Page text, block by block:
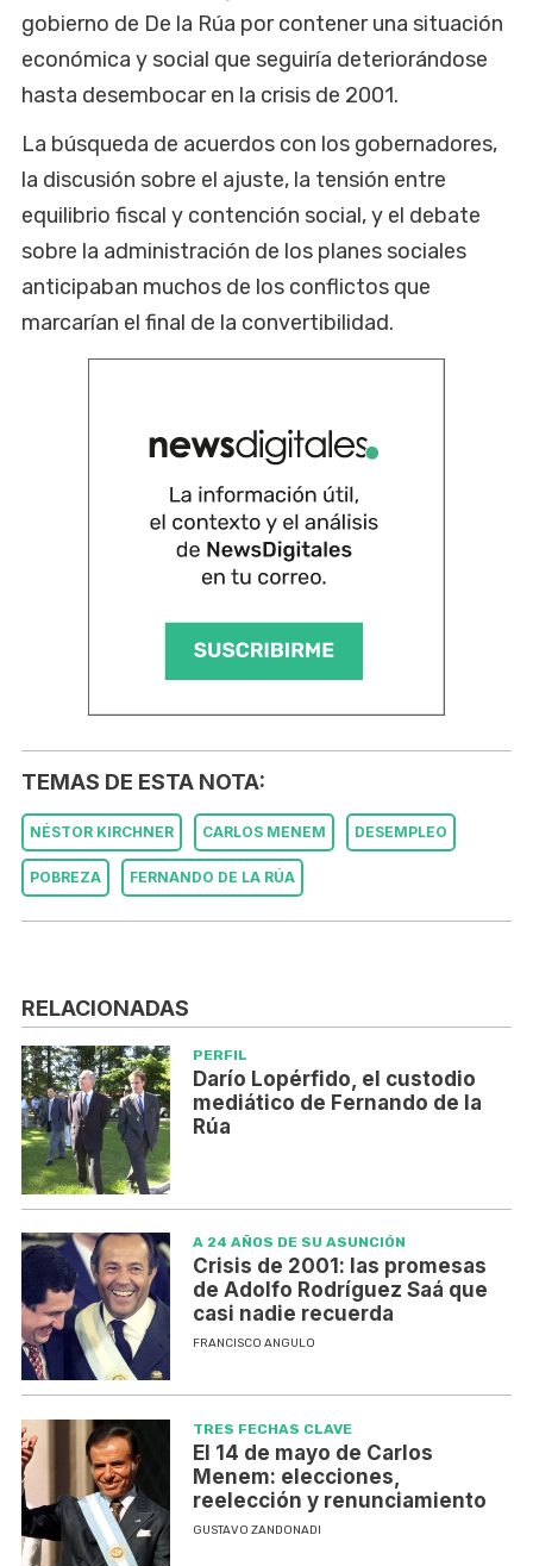
gobierno de De la Rúa por contener una situación
económica y social que seguiría deteriorándose
hasta desembocar en la crisis de 2001.
La búsqueda de acuerdos con los gobernadores,
la discusión sobre el ajuste, la tensión entre
equilibrio fiscal y contención social, y el debate
sobre la administración de los planes sociales
anticipaban muchos de los conflictos que
marcarían el final de la convertibilidad.
TEMAS DE ESTA NOTA:
NÉSTOR KIRCHNER CARLOS MENEM DESEMPLEO
POBREZA FERNANDO DE LA RÚA
RELACIONADAS
PERFIL
Darío Lopérfido, el custodio
mediático de Fernando de la
Rúa
A 24 AÑOS DE SU ASUNCIÓN
Crisis de 2001: las promesas
de Adolfo Rodríguez Saá que
casi nadie recuerda
FRANCISCO ANGULO
TRES FECHAS CLAVE
El 14 de mayo de Carlos
Menem: elecciones,
reelección y renunciamiento
GUSTAVO ZANDONADI